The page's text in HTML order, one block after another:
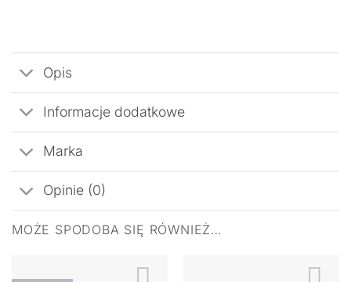
Opis
Informacje dodatkowe
Marka
Opinie (0)
MOŻE SPODOBA SIĘ RÓWNIEŻ…